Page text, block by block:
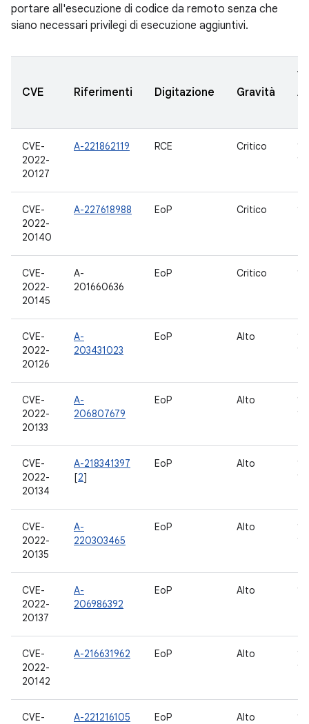
portare all'esecuzione di codice da remoto senza che
siano necessari privilegi di esecuzione aggiuntivi.
CVE Riferimenti Digitazione Gravità
CVE-
2022-
20127
A-221862119 RCE Critico
CVE-
2022-
20140
A-227618988 EoP Critico
CVE-
2022-
20145
A-
201660636
EoP Critico 11
CVE-
2022-
20126
A-
203431023
EoP Alto
CVE-
2022-
20133
A-
206807679
EoP Alto
CVE-
2022-
20134
A-218341397
[2]
EoP Alto
CVE-
2022-
20135
A-
220303465
EoP Alto
CVE-
2022-
20137
A-
206986392
EoP Alto
CVE-
2022-
20142
A-216631962 EoP Alto
CVE-
A-221216105 EoP Alto